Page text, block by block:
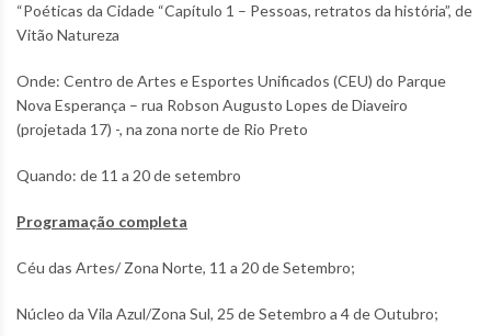
“Poéticas da Cidade “Capítulo 1 – Pessoas, retratos da história”, de
Vitão Natureza
Onde: Centro de Artes e Esportes Unificados (CEU) do Parque
Nova Esperança – rua Robson Augusto Lopes de Diaveiro
(projetada 17) -, na zona norte de Rio Preto
Quando: de 11 a 20 de setembro
Programação completa
Céu das Artes/ Zona Norte, 11 a 20 de Setembro;
Núcleo da Vila Azul/Zona Sul, 25 de Setembro a 4 de Outubro;